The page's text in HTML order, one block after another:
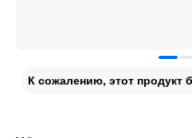
К сожалению, этот продукт